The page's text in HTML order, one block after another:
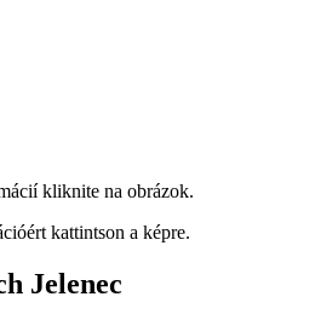
kliknite na obrázok.
kattintson a képre.
Jelenec